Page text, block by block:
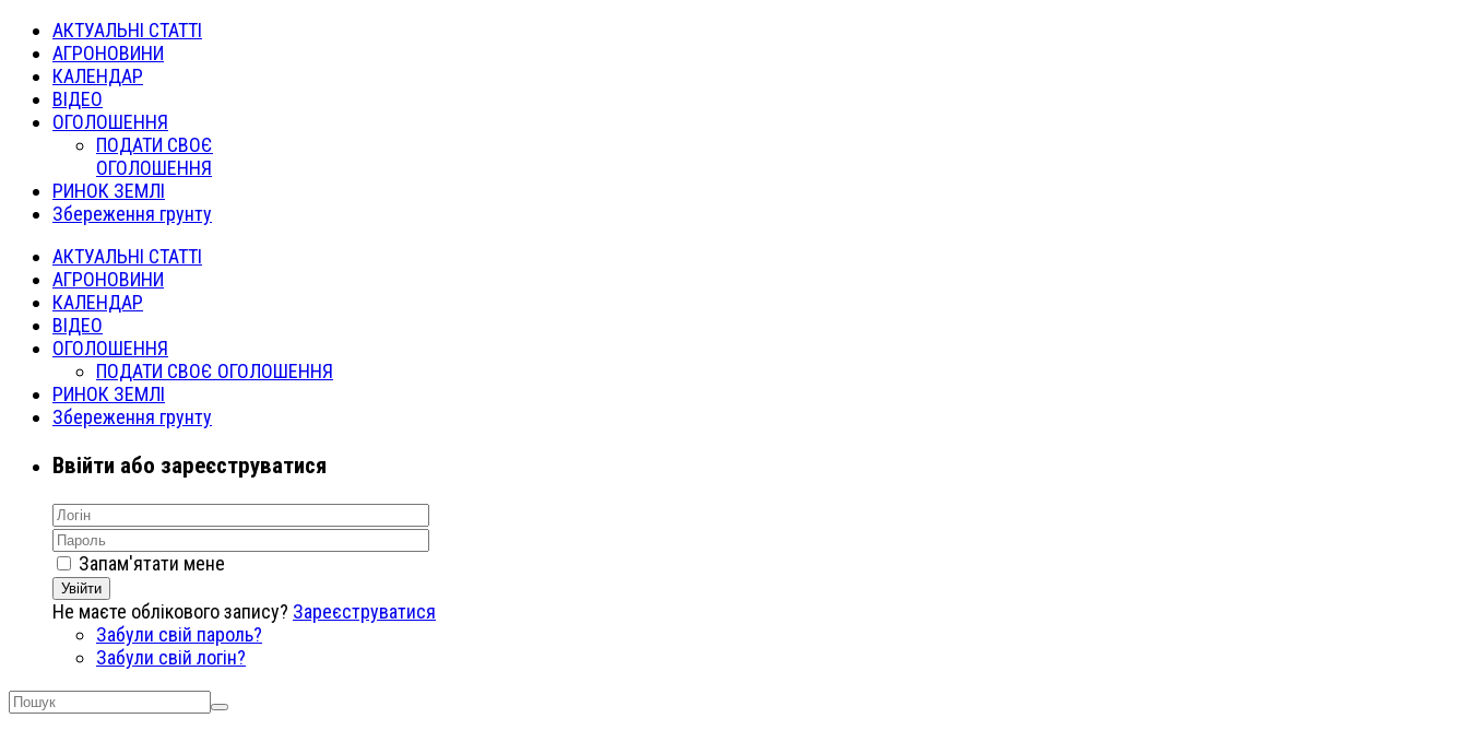
АКТУАЛЬНІ СТАТТІ
АГРОНОВИНИ
КАЛЕНДАР
ВІДЕО
ОГОЛОШЕННЯ
ПОДАТИ СВОЄ
ОГОЛОШЕННЯ
РИНОК ЗЕМЛІ
Збереження грунту
АКТУАЛЬНІ СТАТТІ
АГРОНОВИНИ
КАЛЕНДАР
ВІДЕО
ОГОЛОШЕННЯ
ПОДАТИ СВОЄ ОГОЛОШЕННЯ
РИНОК ЗЕМЛІ
Збереження грунту
Ввійти або зареєструватися
Запам'ятати мене
Увійти
Не маєте облікового запису? Зареєструватися
Забули свій пароль?
Забули свій логін?